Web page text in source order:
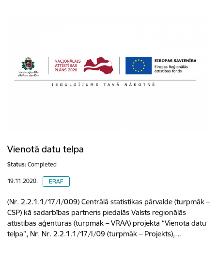
Vienotā datu telpa
Status: Completed
19.11.2020. ERAF
(Nr. 2.2.1.1/17/I/009) Centrālā statistikas pārvalde (turpmāk –
CSP) kā sadarbības partneris piedalās Valsts reģionālās
attīstības aģentūras (turpmāk – VRAA) projekta “Vienotā datu
telpa”, Nr. Nr. 2.2.1.1/17/I/09 (turpmāk – Projekts),…